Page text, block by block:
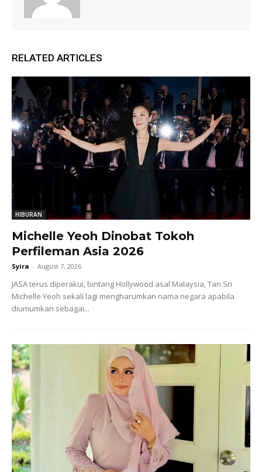
RELATED ARTICLES
HIBURAN
Michelle Yeoh Dinobat Tokoh
Perfileman Asia 2026
Syira - August 7, 2026
JASA terus diperakui, bintang Hollywood asal Malaysia, Tan Sri
Michelle Yeoh sekali lagi mengharumkan nama negara apabila
diumumkan sebagai...